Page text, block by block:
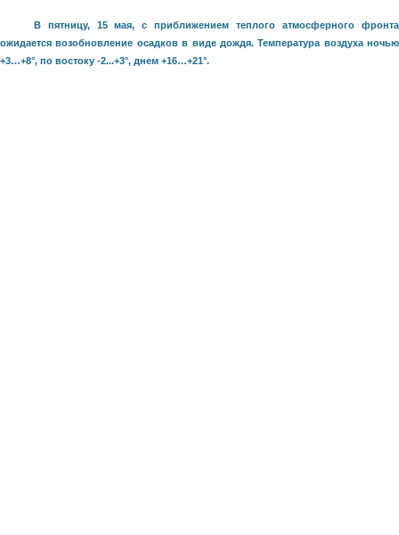
В пятницу, 15 мая, с приближением теплого атмосферного фронта
ожидается возобновление осадков в виде дождя. Температура воздуха ночью
+3…+8°, по востоку -2...+3°, днем +16…+21°.